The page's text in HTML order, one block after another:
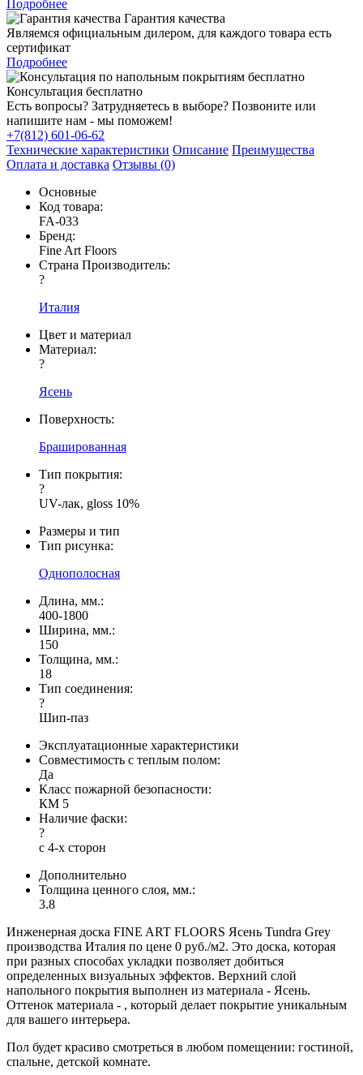
Подробнее
Гарантия качества
Являемся официальным дилером, для каждого товара есть
сертификат
Подробнее
Консультация бесплатно
Есть вопросы? Затрудняетесь в выборе? Позвоните или
напишите нам - мы поможем!
+7(812) 601-06-62
Технические характеристики Описание Преимущества
Оплата и доставка Отзывы (0)
Основные
Код товара:
FA-033
Бренд:
Fine Art Floors
Страна Производитель:
?
Италия
Цвет и материал
Материал:
?
Ясень
Поверхность:
Брашированная
Тип покрытия:
?
UV-лак, gloss 10%
Размеры и тип
Тип рисунка:
Однополосная
Длина, мм.:
400-1800
Ширина, мм.:
150
Толщина, мм.:
18
Тип соединения:
?
Шип-паз
Эксплуатационные характеристики
Совместимость с теплым полом:
Да
Класс пожарной безопасности:
КМ 5
Наличие фаски:
?
с 4-х сторон
Дополнительно
Толщина ценного слоя, мм.:
3.8
Инженерная доска FINE ART FLOORS Ясень Tundra Grey
производства Италия по цене 0 руб./м2. Это доска, которая
при разных способах укладки позволяет добиться
определенных визуальных эффектов. Верхний слой
напольного покрытия выполнен из материала - Ясень.
Оттенок материала - , который делает покрытие уникальным
для вашего интерьера.
Пол будет красиво смотреться в любом помещении: гостиной,
спальне, детской комнате.